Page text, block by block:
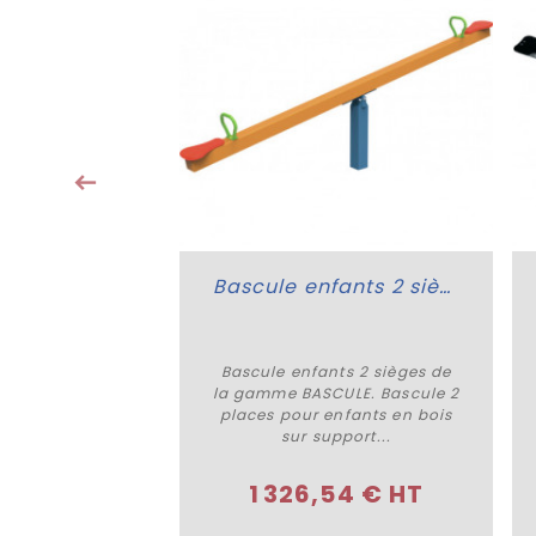
€ HT
Acheter
Bascule enfants 2 sièges
Bascule enfants 2 sièges de
la gamme BASCULE. Bascule 2
places pour enfants en bois
sur support...
1 326,54 € HT